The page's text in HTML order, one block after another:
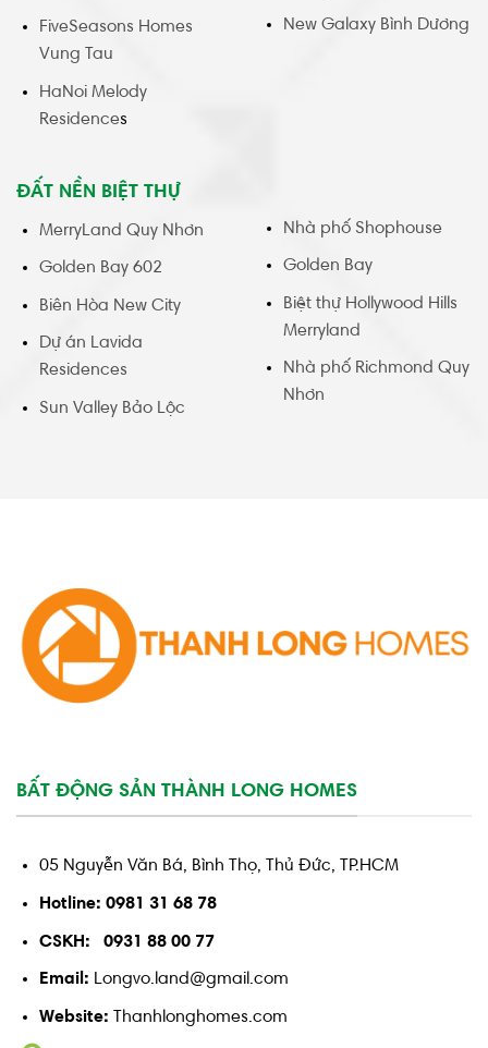
FiveSeasons Homes
Vung Tau
HaNoi Melody
Residences
New Galaxy Bình Dương
ĐẤT NỀN BIỆT THỰ
MerryLand Quy Nhơn
Golden Bay 602
Biên Hòa New City
Dự án Lavida
Residences
Sun Valley Bảo Lộc
Nhà phố Shophouse
Golden Bay
Biệt thự Hollywood Hills
Merryland
Nhà phố Richmond Quy
Nhơn
BẤT ĐỘNG SẢN THÀNH LONG HOMES
05 Nguyễn Văn Bá, Bình Thọ, Thủ Đức, TP.HCM
Hotline: 0981 31 68 78
CSKH: 0931 88 00 77
Email: Longvo.land@gmail.com
Website: Thanhlonghomes.com